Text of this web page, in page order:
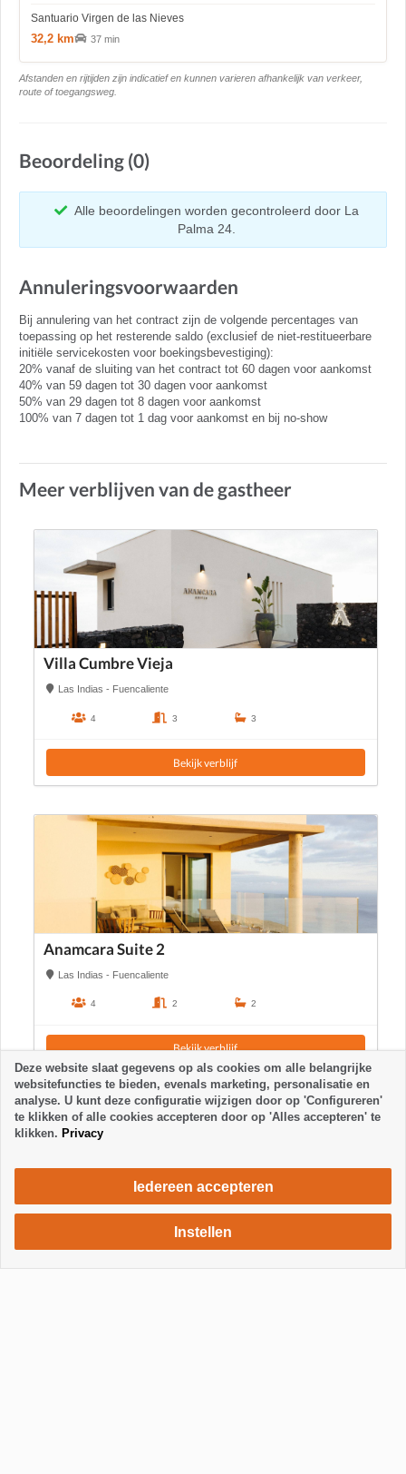
Santuario Virgen de las Nieves
32,2 km 37 min
Afstanden en rijtijden zijn indicatief en kunnen varieren afhankelijk van verkeer,
route of toegangsweg.
Beoordeling (0)
Alle beoordelingen worden gecontroleerd door La
Palma 24.
Annuleringsvoorwaarden
Bij annulering van het contract zijn de volgende percentages van
toepassing op het resterende saldo (exclusief de niet-restitueerbare
initiële servicekosten voor boekingsbevestiging):
20% vanaf de sluiting van het contract tot 60 dagen voor aankomst
40% van 59 dagen tot 30 dagen voor aankomst
50% van 29 dagen tot 8 dagen voor aankomst
100% van 7 dagen tot 1 dag voor aankomst en bij no-show
Meer verblijven van de gastheer
Villa Cumbre Vieja
Las Indias - Fuencaliente
4 3 3
Bekijk verblijf
Anamcara Suite 2
Las Indias - Fuencaliente
4 2 2
Bekijk verblijf
1112 €/ week
Deze website slaat gegevens op als cookies om alle belangrijke
websitefuncties te bieden, evenals marketing, personalisatie en
analyse. U kunt deze configuratie wijzigen door op 'Configureren'
te klikken of alle cookies accepteren door op 'Alles accepteren' te
klikken. Privacy
Iedereen accepteren
Instellen